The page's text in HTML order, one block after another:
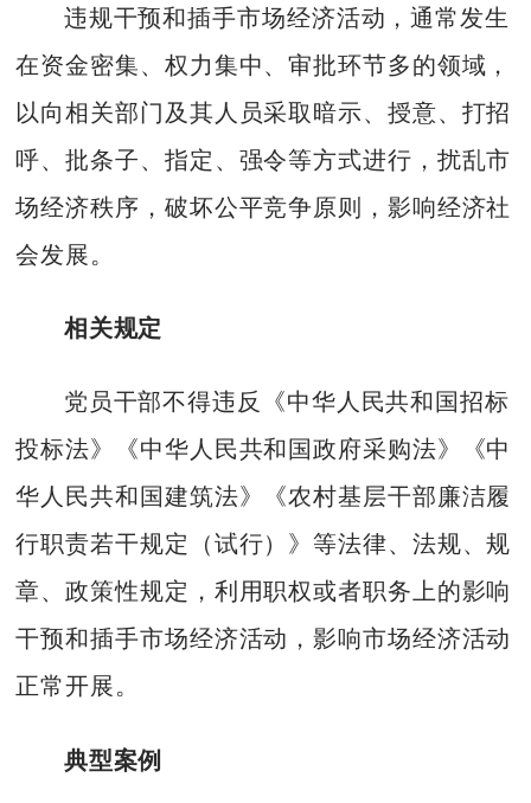
违规干预和插手市场经济活动，通常发生
在资金密集、权力集中、审批环节多的领域，
以向相关部门及其人员采取暗示、授意、打招
呼、批条子、指定、强令等方式进行，扰乱市
场经济秩序，破坏公平竞争原则，影响经济社
会发展。
相关规定
党员干部不得违反《中华人民共和国招标
投标法》《中华人民共和国政府采购法》《中
华人民共和国建筑法》《农村基层干部廉洁履
行职责若干规定（试行）》等法律、法规、规
章、政策性规定，利用职权或者职务上的影响
干预和插手市场经济活动，影响市场经济活动
正常开展。
典型案例